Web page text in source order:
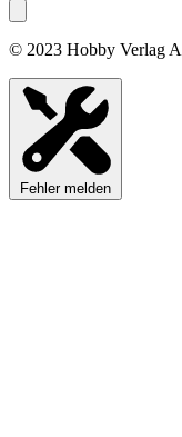
© 2023 Hobby Verlag
Fehler melden